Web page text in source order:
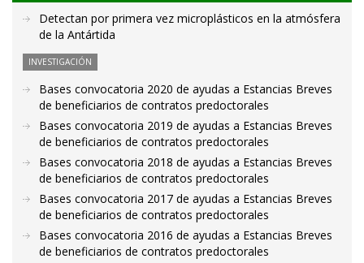
Detectan por primera vez microplásticos en la atmósfera
de la Antártida
INVESTIGACIÓN
Bases convocatoria 2020 de ayudas a Estancias Breves
de beneficiarios de contratos predoctorales
Bases convocatoria 2019 de ayudas a Estancias Breves
de beneficiarios de contratos predoctorales
Bases convocatoria 2018 de ayudas a Estancias Breves
de beneficiarios de contratos predoctorales
Bases convocatoria 2017 de ayudas a Estancias Breves
de beneficiarios de contratos predoctorales
Bases convocatoria 2016 de ayudas a Estancias Breves
de beneficiarios de contratos predoctorales